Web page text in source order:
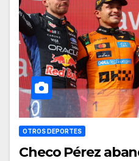
OTROS DEPORTES
Checo Pérez